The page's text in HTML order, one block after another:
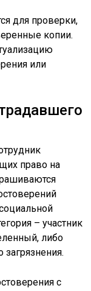
для проверки,
копии.
или
право на
– участник
либо
с